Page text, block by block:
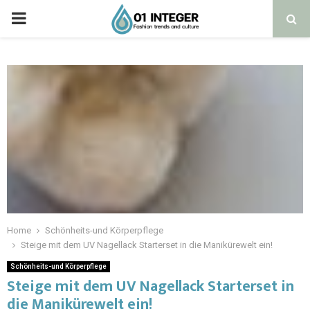
Home
Schönheits-und Körperpflege
Steige mit dem UV Nagellack Starterset in die Manikürewelt ein!
Schönheits-und Körperpflege
Steige mit dem UV Nagellack Starterset in
die Manikürewelt ein!